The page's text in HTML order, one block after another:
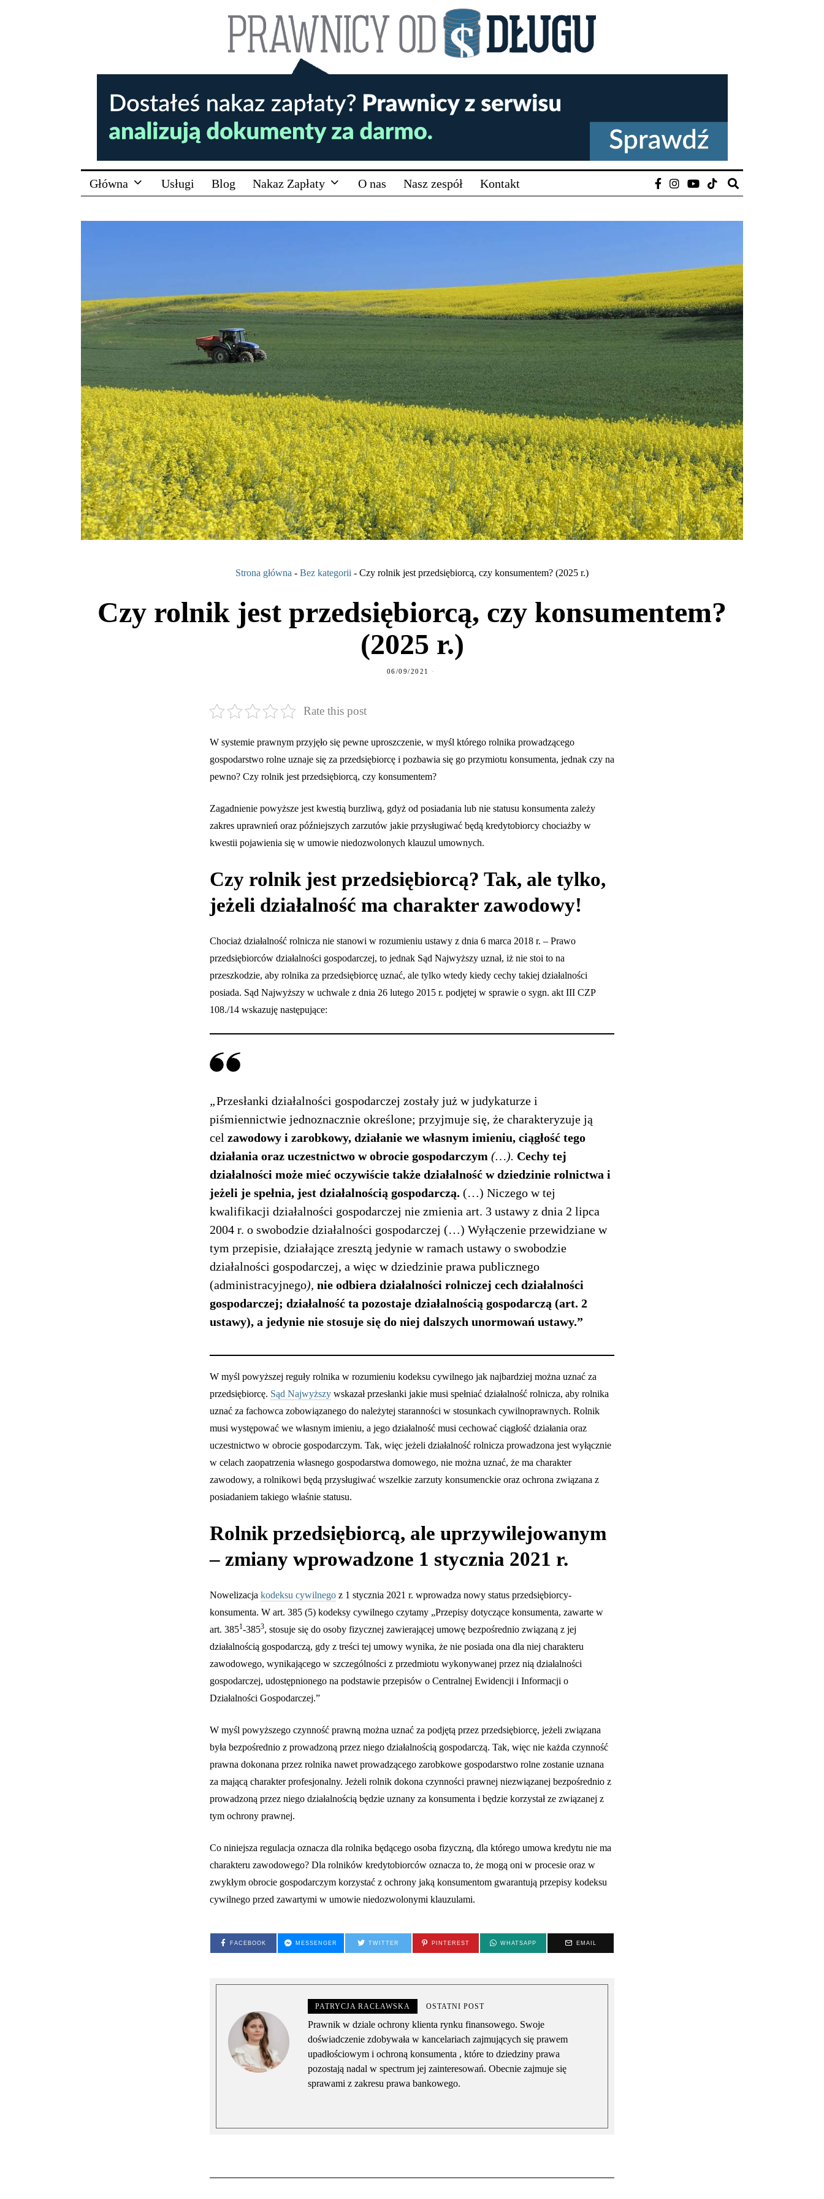
Główna Usługi Blog Nakaz Zapłaty O nas Nasz zespół Kontakt
Strona główna - Bez kategorii - Czy rolnik jest przedsiębiorcą, czy konsumentem? (2025 r.)
Czy rolnik jest przedsiębiorcą, czy konsumentem?
(2025 r.)
06/09/2021
Rate this post
W systemie prawnym przyjęło się pewne uproszczenie, w myśl którego rolnika prowadzącego
gospodarstwo rolne uznaje się za przedsiębiorcę i pozbawia się go przymiotu konsumenta, jednak czy na
pewno? Czy rolnik jest przedsiębiorcą, czy konsumentem?
Zagadnienie powyższe jest kwestią burzliwą, gdyż od posiadania lub nie statusu konsumenta zależy
zakres uprawnień oraz późniejszych zarzutów jakie przysługiwać będą kredytobiorcy chociażby w
kwestii pojawienia się w umowie niedozwolonych klauzul umownych.
Czy rolnik jest przedsiębiorcą? Tak, ale tylko,
jeżeli działalność ma charakter zawodowy!
Chociaż działalność rolnicza nie stanowi w rozumieniu ustawy z dnia 6 marca 2018 r. – Prawo
przedsiębiorców działalności gospodarczej, to jednak Sąd Najwyższy uznał, iż nie stoi to na
przeszkodzie, aby rolnika za przedsiębiorcę uznać, ale tylko wtedy kiedy cechy takiej działalności
posiada. Sąd Najwyższy w uchwale z dnia 26 lutego 2015 r. podjętej w sprawie o sygn. akt III CZP
108./14 wskazuję następujące:
„Przesłanki działalności gospodarczej zostały już w judykaturze i
piśmiennictwie jednoznacznie określone; przyjmuje się, że charakteryzuje ją
cel zawodowy i zarobkowy, działanie we własnym imieniu, ciągłość tego
działania oraz uczestnictwo w obrocie gospodarczym (…). Cechy tej
działalności może mieć oczywiście także działalność w dziedzinie rolnictwa i
jeżeli je spełnia, jest działalnością gospodarczą. (…) Niczego w tej
kwalifikacji działalności gospodarczej nie zmienia art. 3 ustawy z dnia 2 lipca
2004 r. o swobodzie działalności gospodarczej (…) Wyłączenie przewidziane w
tym przepisie, działające zresztą jedynie w ramach ustawy o swobodzie
działalności gospodarczej, a więc w dziedzinie prawa publicznego
(administracyjnego), nie odbiera działalności rolniczej cech działalności
gospodarczej; działalność ta pozostaje działalnością gospodarczą (art. 2
ustawy), a jedynie nie stosuje się do niej dalszych unormowań ustawy.”
W myśl powyższej reguły rolnika w rozumieniu kodeksu cywilnego jak najbardziej można uznać za
przedsiębiorcę. Sąd Najwyższy wskazał przesłanki jakie musi spełniać działalność rolnicza, aby rolnika
uznać za fachowca zobowiązanego do należytej staranności w stosunkach cywilnoprawnych. Rolnik
musi występować we własnym imieniu, a jego działalność musi cechować ciągłość działania oraz
uczestnictwo w obrocie gospodarczym. Tak, więc jeżeli działalność rolnicza prowadzona jest wyłącznie
w celach zaopatrzenia własnego gospodarstwa domowego, nie można uznać, że ma charakter
zawodowy, a rolnikowi będą przysługiwać wszelkie zarzuty konsumenckie oraz ochrona związana z
posiadaniem takiego właśnie statusu.
Rolnik przedsiębiorcą, ale uprzywilejowanym
– zmiany wprowadzone 1 stycznia 2021 r.
Nowelizacja kodeksu cywilnego z 1 stycznia 2021 r. wprowadza nowy status przedsiębiorcy-
konsumenta. W art. 385 (5) kodeksy cywilnego czytamy „Przepisy dotyczące konsumenta, zawarte w
art. 3851-3853, stosuje się do osoby fizycznej zawierającej umowę bezpośrednio związaną z jej
działalnością gospodarczą, gdy z treści tej umowy wynika, że nie posiada ona dla niej charakteru
zawodowego, wynikającego w szczególności z przedmiotu wykonywanej przez nią działalności
gospodarczej, udostępnionego na podstawie przepisów o Centralnej Ewidencji i Informacji o
Działalności Gospodarczej.”
W myśl powyższego czynność prawną można uznać za podjętą przez przedsiębiorcę, jeżeli związana
była bezpośrednio z prowadzoną przez niego działalnością gospodarczą. Tak, więc nie każda czynność
prawna dokonana przez rolnika nawet prowadzącego zarobkowe gospodarstwo rolne zostanie uznana
za mającą charakter profesjonalny. Jeżeli rolnik dokona czynności prawnej niezwiązanej bezpośrednio z
prowadzoną przez niego działalnością będzie uznany za konsumenta i będzie korzystał ze związanej z
tym ochrony prawnej.
Co niniejsza regulacja oznacza dla rolnika będącego osoba fizyczną, dla którego umowa kredytu nie ma
charakteru zawodowego? Dla rolników kredytobiorców oznacza to, że mogą oni w procesie oraz w
zwykłym obrocie gospodarczym korzystać z ochrony jaką konsumentom gwarantują przepisy kodeksu
cywilnego przed zawartymi w umowie niedozwolonymi klauzulami.
FACEBOOK MESSENGER TWITTER PINTEREST WHATSAPP EMAIL
PATRYCJA RACŁAWSKA OSTATNI POST
Prawnik w dziale ochrony klienta rynku finansowego. Swoje
doświadczenie zdobywała w kancelariach zajmujących się prawem
upadłościowym i ochroną konsumenta , które to dziedziny prawa
pozostają nadal w spectrum jej zainteresowań. Obecnie zajmuje się
sprawami z zakresu prawa bankowego.